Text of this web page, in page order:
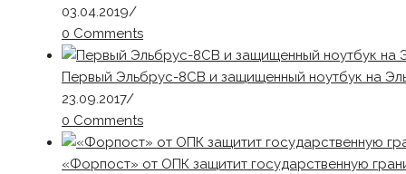
03.04.2019/
0 Comments
Первый Эльбрус-8СВ и защищенный ноутбук на
23.09.2017/
0 Comments
«Форпост» от ОПК защитит государственную